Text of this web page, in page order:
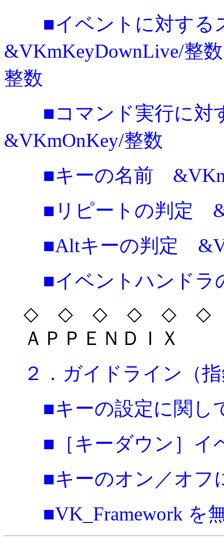
■イベントに対す
&VKmKeyDownLive/整
整数
■コマンド実行に
&VKmOnKey/整数
■キーの名前
■リピートの判定
■Altキーの判定
■イベントハンドラ
◇ ◇ ◇ ◇ ◇ ◇
ＡＰＰＥＮＤＩＸ
２．ガイドライン（
■キーの設定に関し
■［キーダウン］イ
■キーのオン／オフ
■VK_Framework を